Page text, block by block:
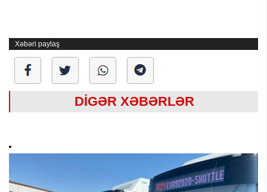
Xəbəri paylaş
DİGƏR XƏBƏRLƏR